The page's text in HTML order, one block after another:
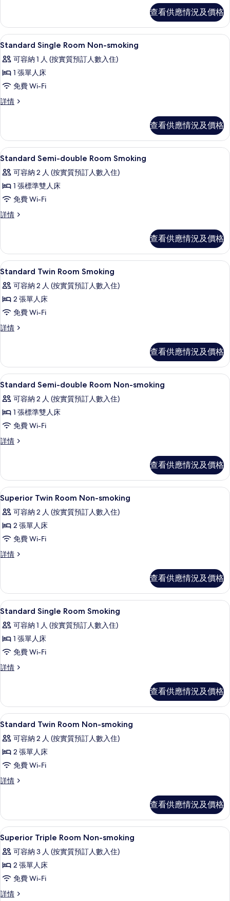
的
相
片
查看供應情況及價格
載
入
所
有
Standard
Single
smoking
的
相
片
書桌、熨斗/熨衫板、免費 Wi-Fi、床單
1
Standard Single Room Non-smoking
可容納 1 人 (按實質預訂人數入住)
1 張單人床
免費 Wi-Fi
詳情
Standard
smoking
詳
情
查看供應情況及價格
載
入
所
有
Standard
Semi-
Smoking
的
相
片
書桌、熨斗/熨衫板、免費 Wi-Fi、床單
1
Standard Semi-double Room Smoking
可容納 2 人 (按實質預訂人數入住)
1 張標準雙人床
免費 Wi-Fi
詳情
Standard
Smoking
詳
情
查看供應情況及價格
載
入
所
有
Standard
Twin
的
相
片
書桌、熨斗/熨衫板、免費 Wi-Fi、床單
1
Standard Twin Room Smoking
可容納 2 人 (按實質預訂人數入住)
2 張單人床
免費 Wi-Fi
詳情
Standard
詳
情
查看供應情況及價格
載
入
所
有
Standard
Semi-
Non-
smoking
的
相
片
書桌、熨斗/熨衫板、免費 Wi-Fi、床單
1
Standard Semi-double Room Non-smoking
可容納 2 人 (按實質預訂人數入住)
1 張標準雙人床
免費 Wi-Fi
詳情
Standard
Non-
smoking
詳
查看供應情況及價格
載
入
所
有
Superior
Twin
smoking
的
相
片
書桌、熨斗/熨衫板、免費 Wi-Fi、床單
1
Superior Twin Room Non-smoking
可容納 2 人 (按實質預訂人數入住)
2 張單人床
免費 Wi-Fi
詳情
Superior
smoking
詳
情
查看供應情況及價格
載
入
所
有
Standard
Single
的
相
片
書桌、熨斗/熨衫板、免費 Wi-Fi、床單
1
Standard Single Room Smoking
可容納 1 人 (按實質預訂人數入住)
1 張單人床
免費 Wi-Fi
詳情
Standard
詳
情
查看供應情況及價格
載
入
所
有
Standard
Twin
smoking
的
相
片
書桌、熨斗/熨衫板、免費 Wi-Fi、床單
1
Standard Twin Room Non-smoking
可容納 2 人 (按實質預訂人數入住)
2 張單人床
免費 Wi-Fi
詳情
Standard
smoking
詳
情
查看供應情況及價格
載
入
所
有
Superior
Triple
書桌、熨斗/熨衫板、免費 Wi-Fi、床單
1
Superior Triple Room Non-smoking
可容納 3 人 (按實質預訂人數入住)
2 張單人床
免費 Wi-Fi
詳情
Superior